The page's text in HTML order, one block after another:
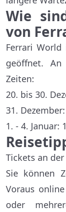
Wie
von
Ferrari
geöffnet.
Zeiten:
20. bis 30.
31.
1. - 4. Januar:
Tickets an
Sie können
Voraus
oder